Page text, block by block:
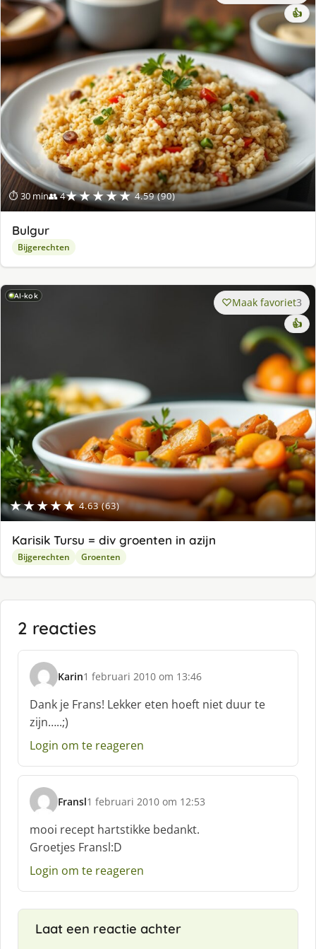
⏱ 30 min👥 4★★★★★ 4.59 (90)
👍
Bulgur
Bijgerechten
AI-kok
★★★★★ 4.63 (63)
Maak favoriet3
👍
Karisik Tursu = div groenten in azijn
Bijgerechten Groenten
2 reacties
Karin
s
c
h
r
e
f
1 februari 2010 om 13:46
Dank je Frans! Lekker eten hoeft niet duur te
zijn…..;)
Login om te reageren
Fransl
s
h
r
e
:
1 februari 2010 om 12:53
mooi recept hartstikke bedankt.
Groetjes Fransl:D
Login om te reageren
Laat een reactie achter